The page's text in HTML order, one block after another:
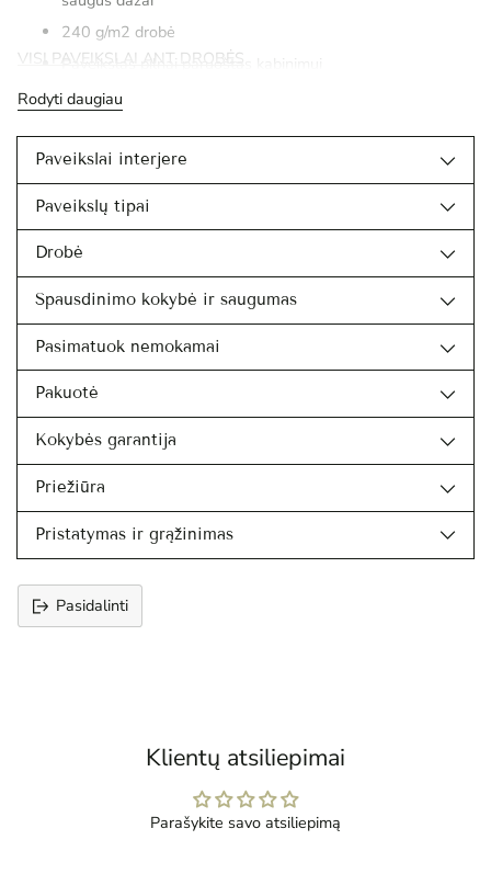
240 g/m2 drobė
Paveikslas pilnai paruoštas kabinimui
VISI PAVEIKSLAI ANT DROBĖS
Rodyti daugiau
Paveikslai interjere
Paveikslų tipai
Drobė
Spausdinimo kokybė ir saugumas
Pasimatuok nemokamai
Pakuotė
Kokybės garantija
Priežiūra
Pristatymas ir grąžinimas
Pasidalinti
Klientų atsiliepimai
Parašykite savo atsiliepimą